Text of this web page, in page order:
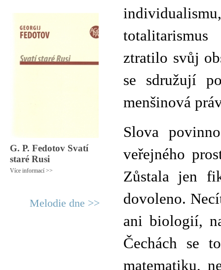
G. P. Fedotov Svatí
staré Rusi
Více informací >>
Melodie dne >>
ztratilo svůj
se sdružují
menšinová
Slova
veřejného
Zůstala jen
dovoleno.
ani biologií,
Čechách se
matematiku,